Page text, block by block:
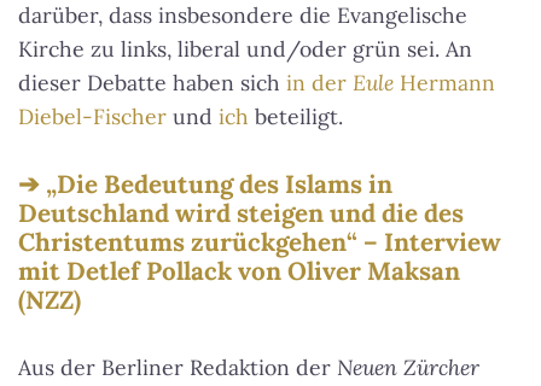
darüber, dass insbesondere die Evangelische
Kirche zu links, liberal und/oder grün sei. An
dieser Debatte haben sich in der Eule Hermann
Diebel-Fischer und ich beteiligt.
„Die Bedeutung des Islams in
Deutschland wird steigen und die des
Christentums zurückgehen“ – Interview
mit Detlef Pollack von Oliver Maksan
(NZZ)
Aus der Berliner Redaktion der Neuen Zürcher